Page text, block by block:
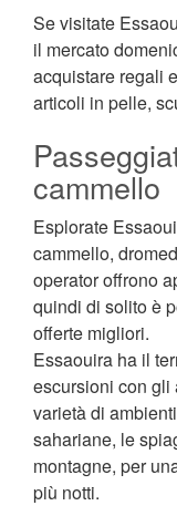
Se visitate
il mercato
acquistare regali
articoli in pelle,
cammello
Esplorate
cammello,
operator offrono
quindi di solito è
offerte migliori.
Essaouira ha il
escursioni con gli
varietà di
sahariane, le
montagne, per
più notti.